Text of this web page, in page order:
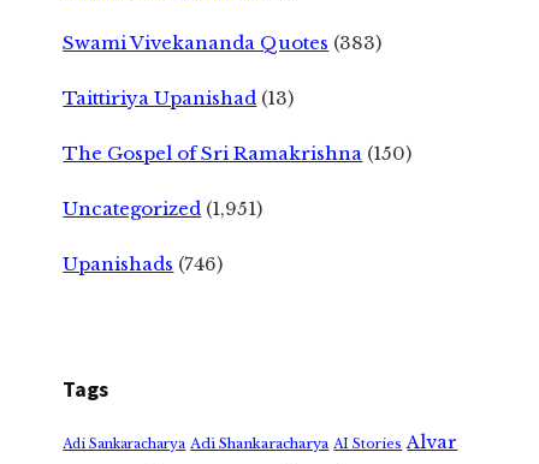
Swami Vivekananda Quotes (383)
Taittiriya Upanishad (13)
The Gospel of Sri Ramakrishna (150)
Uncategorized (1,951)
Upanishads (746)
Tags
Adi Sankaracharya Adi Shankaracharya AI Stories Alvar